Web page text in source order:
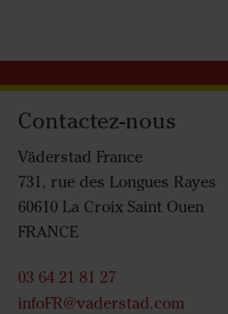
Contactez-nous
Väderstad France
731, rue des Longues Rayes
60610 La Croix Saint Ouen
FRANCE
03 64 21 81 27
infoFR@vaderstad.com